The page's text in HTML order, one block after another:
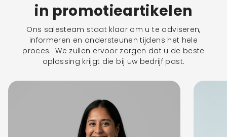
in promotieartikelen
Ons salesteam staat klaar om u te adviseren,
informeren en ondersteunen tijdens het hele
proces. We zullen ervoor zorgen dat u de beste
oplossing krijgt die bij uw bedrijf past.